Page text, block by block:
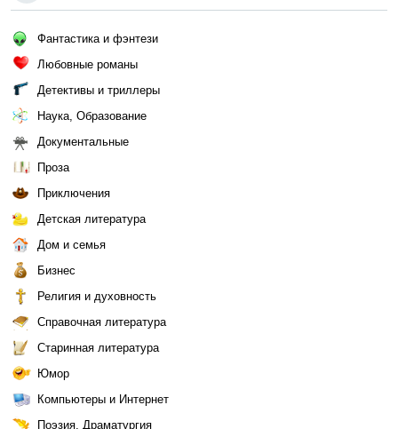
Фантастика и фэнтези
Любовные романы
Детективы и триллеры
Наука, Образование
Документальные
Проза
Приключения
Детская литература
Дом и семья
Бизнес
Религия и духовность
Справочная литература
Старинная литература
Юмор
Компьютеры и Интернет
Поэзия, Драматургия